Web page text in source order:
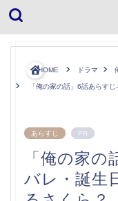
HOME ドラマ
「俺の家の話」6話あらす
あらすじ PR
「俺の家
バレ・誕生